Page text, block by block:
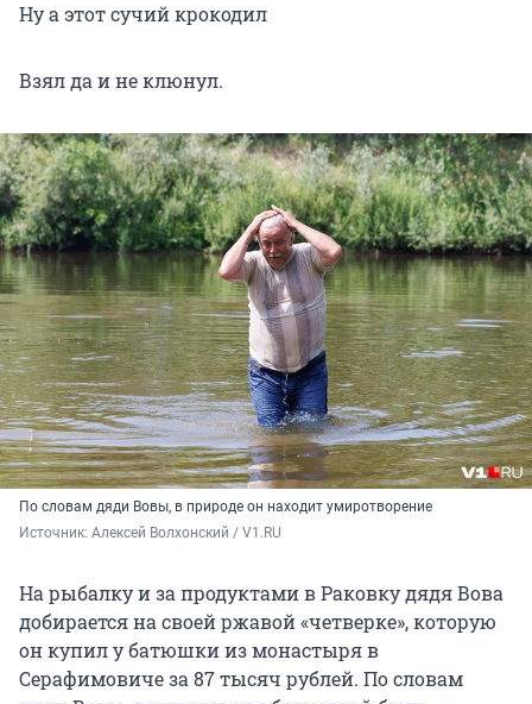
Ну а этот сучий крокодил
Взял да и не клюнул.
По словам дяди Вовы, в природе он находит умиротворение
Источник: Алексей Волхонский / V1.RU
На рыбалку и за продуктами в Раковку дядя Вова
добирается на своей ржавой «четверке», которую
он купил у батюшки из монастыря в
Серафимовиче за 87 тысяч рублей. По словам